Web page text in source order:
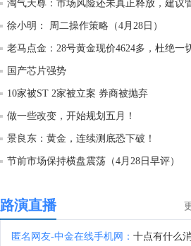
22:10:33
徐小明： 周二操作策略（4月28日）
国产芯片强势
10家被ST 2家被立案 券商被抛弃
做一些改变，开始规划五月！
景良东：黄金，连续测底恐下破！
节前市场保持横盘震荡（4月28日早评）
路演直播
匿名网友-中金在线手机网： 十点有什么